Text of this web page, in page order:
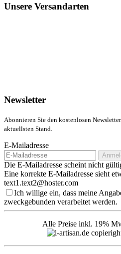
Unsere Versandarten
Newsletter
Abonnieren Sie den kostenlosen
aktuellsten Stand.
E-Mailadresse
Die E-Mailadresse scheint nicht
Eine korrekte E-Mailadresse sieht
text1.text2@hoster.com
Ich willige ein, dass meine
zweckgebunden verarbeitet werden.
Alle Preise inkl. 19%